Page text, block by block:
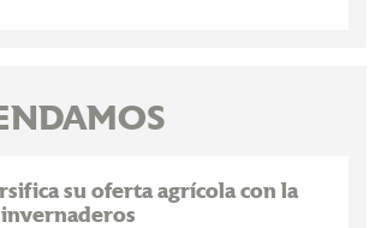
su oferta agrícola con la